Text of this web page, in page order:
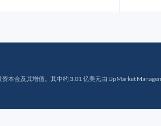
本金及其增值。其中约 3.01 亿美元由 UpMarket